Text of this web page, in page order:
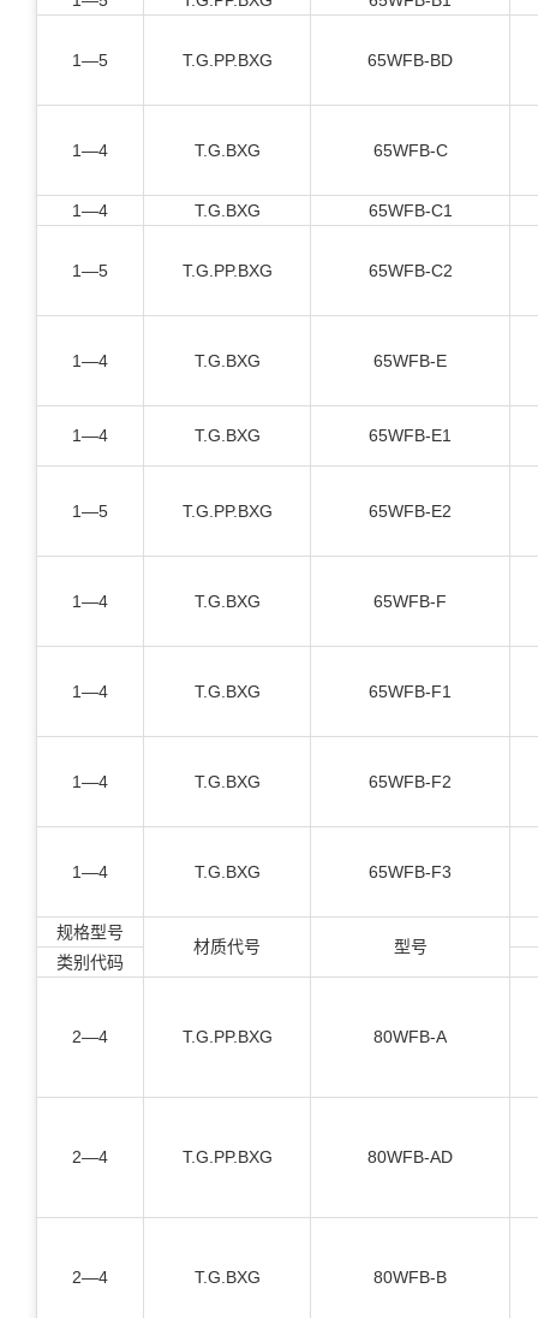
1—5 T.G.PP.BXG 65WFB-BD
1—4 T.G.BXG 65WFB-C
1—4 T.G.BXG 65WFB-C1
1—5 T.G.PP.BXG 65WFB-C2
1—4 T.G.BXG 65WFB-E
1—4 T.G.BXG 65WFB-E1
1—5 T.G.PP.BXG 65WFB-E2
1—4 T.G.BXG 65WFB-F
1—4 T.G.BXG 65WFB-F1
1—4 T.G.BXG 65WFB-F2
1—4 T.G.BXG 65WFB-F3
规格型号
材质代号
型号
类别代码
2—4 T.G.PP.BXG 80WFB-A
2—4 T.G.PP.BXG 80WFB-AD
2—4 T.G.BXG 80WFB-B